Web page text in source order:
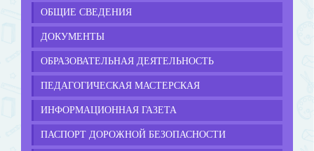
ОБЩИЕ СВЕДЕНИЯ
ДОКУМЕНТЫ
ОБРАЗОВАТЕЛЬНАЯ ДЕЯТЕЛЬНОСТЬ
ПЕДАГОГИЧЕСКАЯ МАСТЕРСКАЯ
ИНФОРМАЦИОННАЯ ГАЗЕТА
ПАСПОРТ ДОРОЖНОЙ БЕЗОПАСНОСТИ